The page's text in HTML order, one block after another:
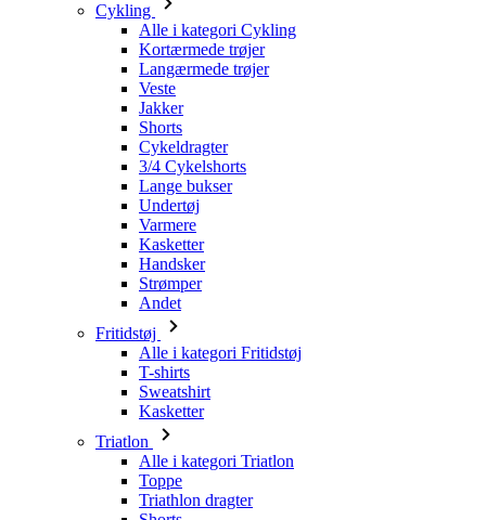
Cykling
Alle i kategori Cykling
Kortærmede trøjer
Langærmede trøjer
Veste
Jakker
Shorts
Cykeldragter
3/4 Cykelshorts
Lange bukser
Undertøj
Varmere
Kasketter
Handsker
Strømper
Andet
Fritidstøj
Alle i kategori Fritidstøj
T-shirts
Sweatshirt
Kasketter
Triatlon
Alle i kategori Triatlon
Toppe
Triathlon dragter